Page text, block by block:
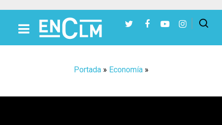
Portada» Economía»